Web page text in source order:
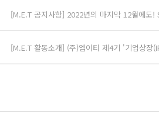
[M.E.T 공지사항] 2022년의 마지막 12월에도
[M.E.T 활동소개] (주)엠이티 제4기 '기업상장